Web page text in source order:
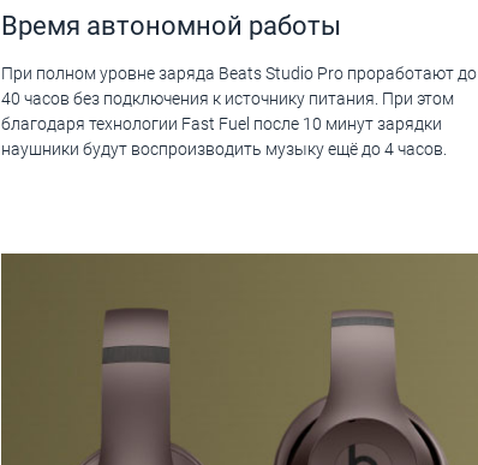
Время автономной работы
При полном уровне заряда Beats Studio Pro проработают до
40 часов без подключения к источнику питания. При этом
благодаря технологии Fast Fuel после 10 минут зарядки
наушники будут воспроизводить музыку ещё до 4 часов.